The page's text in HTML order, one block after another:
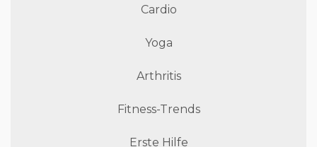
Cardio
Yoga
Arthritis
Fitness-Trends
Erste Hilfe